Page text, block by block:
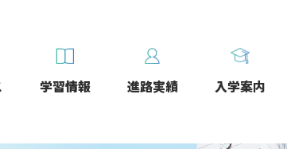
学習情報 進路実績 入学案内